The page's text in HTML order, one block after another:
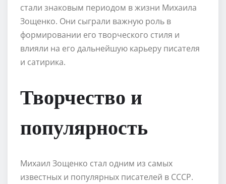
стали знаковым периодом в жизни Михаила
Зощенко. Они сыграли важную роль в
формировании его творческого стиля и
влияли на его дальнейшую карьеру писателя
и сатирика.
Творчество и
популярность
Михаил Зощенко стал одним из самых
известных и популярных писателей в СССР.